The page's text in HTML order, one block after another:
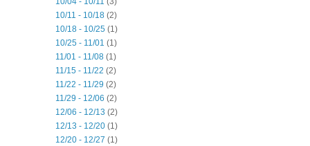
10/11 - 10/18 (2)
10/18 - 10/25 (1)
10/25 - 11/01 (1)
11/01 - 11/08 (1)
11/15 - 11/22 (2)
11/22 - 11/29 (2)
11/29 - 12/06 (2)
12/06 - 12/13 (2)
12/13 - 12/20 (1)
12/20 - 12/27 (1)